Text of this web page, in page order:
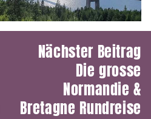
Nächster Beitrag
Die grosse
Normandie &
Bretagne Rundreise